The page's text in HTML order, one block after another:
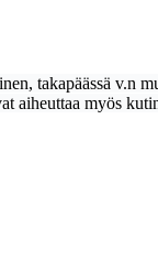
takapäässä v.n
aiheuttaa myös